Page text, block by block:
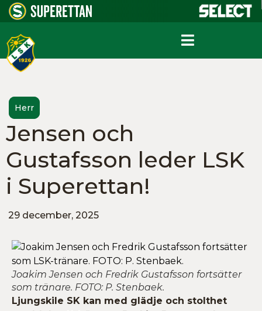
Herr
Jensen och
Gustafsson leder LSK
i Superettan!
29 december, 2025
Joakim Jensen och Fredrik Gustafsson fortsätter
som tränare. FOTO: P. Stenbaek.
Ljungskile SK kan med glädje och stolthet